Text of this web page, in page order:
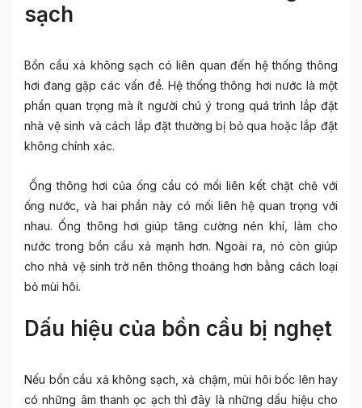
sạch
Bồn cầu xả không sạch có liên quan đến hệ thống thông
hơi đang gặp các vấn đề. Hệ thống thông hơi nước là một
phần quan trọng mà ít người chú ý trong quá trình lắp đặt
nhà vệ sinh và cách lắp đặt thường bị bỏ qua hoặc lắp đặt
không chính xác.
Ống thông hơi của ống cầu có mối liên kết chặt chẽ với
ống nước, và hai phần này có mối liên hệ quan trọng với
nhau. Ống thông hơi giúp tăng cường nén khí, làm cho
nước trong bồn cầu xả mạnh hơn. Ngoài ra, nó còn giúp
cho nhà vệ sinh trở nên thông thoáng hơn bằng cách loại
bỏ mùi hôi.
Dấu hiệu của bồn cầu bị nghẹt
Nếu bồn cầu xả không sạch, xả chậm, mùi hôi bốc lên hay
có những âm thanh ọc ạch thì đây là những dấu hiệu cho